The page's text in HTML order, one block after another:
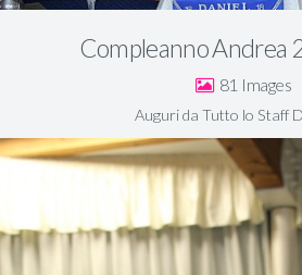
Compleanno Andrea
81
Auguri da Tutto lo Staff